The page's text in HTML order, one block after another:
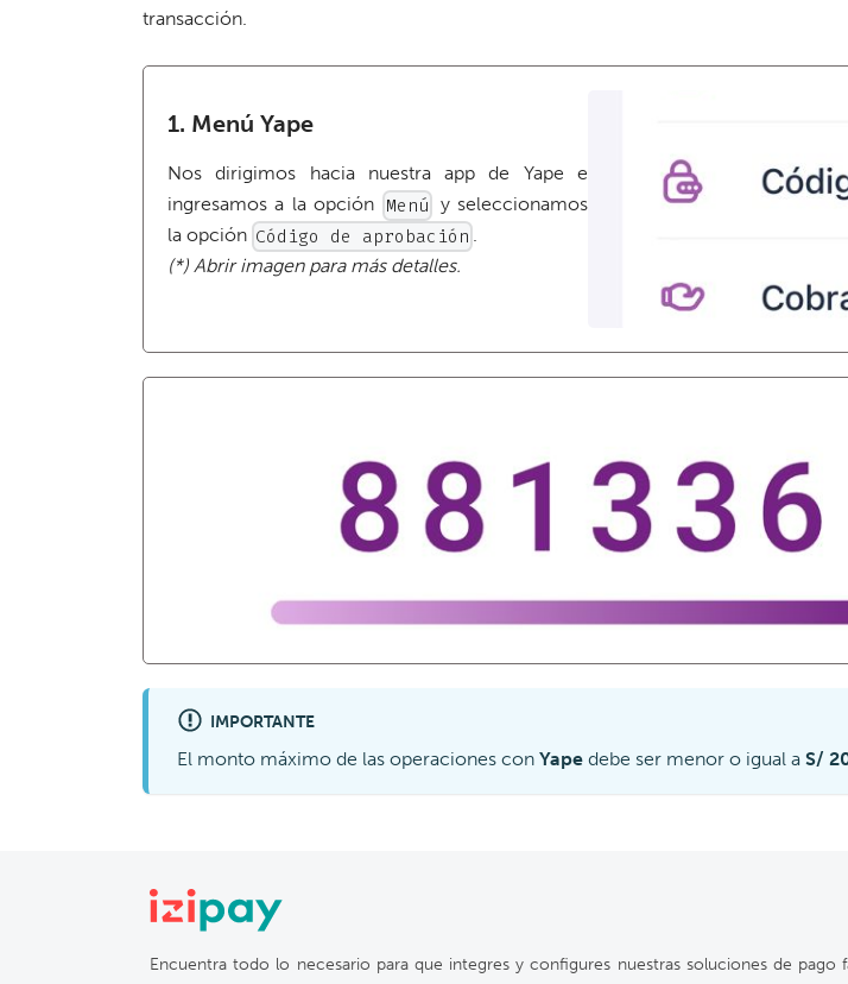
transacción.
1. Menú Yape
Nos dirigimos hacia nuestra app de Yape e
ingresamos a la opción Menú y seleccionamos
la opción Código de aprobación
(*) Abrir imagen para más detalles.
IMPORTANTE
El monto máximo de las operaciones con Yape debe ser menor o igual a S/
Encuentra todo lo necesario para que integres y configures nuestras soluciones de